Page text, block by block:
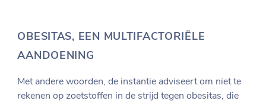
OBESITAS, EEN MULTIFACTORIËLE
AANDOENING
Met andere woorden, de instantie adviseert om niet te
rekenen op zoetstoffen in de strijd tegen obesitas, die